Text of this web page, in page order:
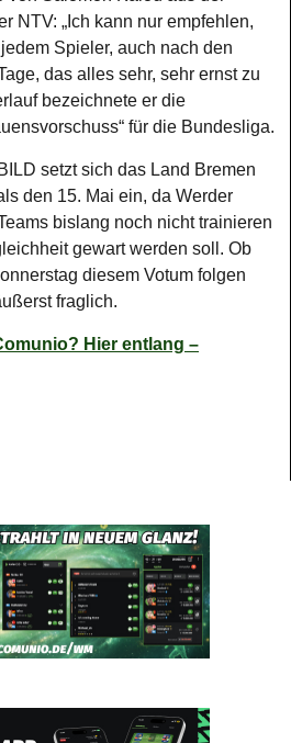
NTV: „Ich kann nur empfehlen,
Spieler, auch nach den
das alles sehr, sehr ernst zu
bezeichnete er die
für die Bundesliga.
setzt sich das Land Bremen
den 15. Mai ein, da Werder
bislang noch nicht trainieren
gewart werden soll. Ob
diesem Votum folgen
fraglich.
Hier entlang –